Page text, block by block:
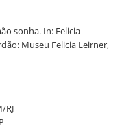
sonha. In: Felicia
Museu Felicia Leirner,
RJ